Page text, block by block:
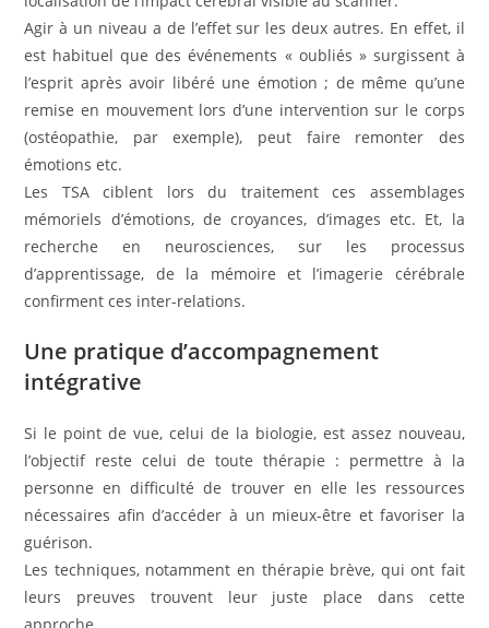
Agir à un niveau a de l’effet sur les deux autres. En effet, il
est habituel que des événements « oubliés » surgissent à
l’esprit après avoir libéré une émotion ; de même qu’une
remise en mouvement lors d’une intervention sur le corps
(ostéopathie, par exemple), peut faire remonter des
émotions etc.
Les TSA ciblent lors du traitement ces assemblages
mémoriels d’émotions, de croyances, d’images etc. Et, la
recherche en neurosciences, sur les processus
d’apprentissage, de la mémoire et l’imagerie cérébrale
confirment ces inter-relations.
Une pratique d’accompagnement
intégrative
Si le point de vue, celui de la biologie, est assez nouveau,
l’objectif reste celui de toute thérapie : permettre à la
personne en difficulté de trouver en elle les ressources
nécessaires afin d’accéder à un mieux-être et favoriser la
guérison.
Les techniques, notamment en thérapie brève, qui ont fait
leurs preuves trouvent leur juste place dans cette